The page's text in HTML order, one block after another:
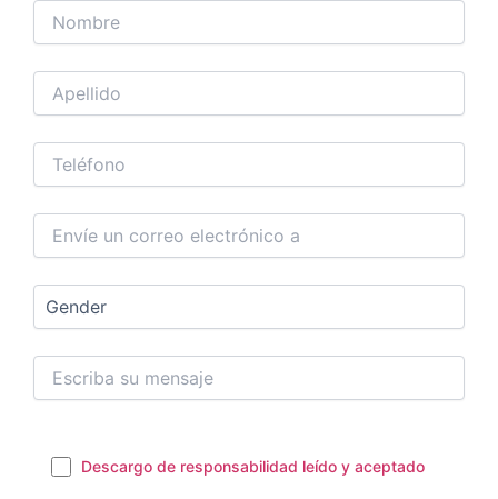
Descargo de responsabilidad leído y aceptado